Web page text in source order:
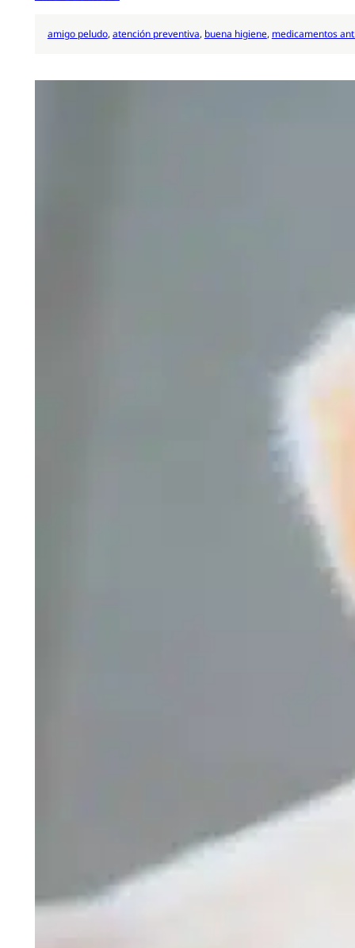
amigo peludo, atención preventiva, buena higiene, medicamentos